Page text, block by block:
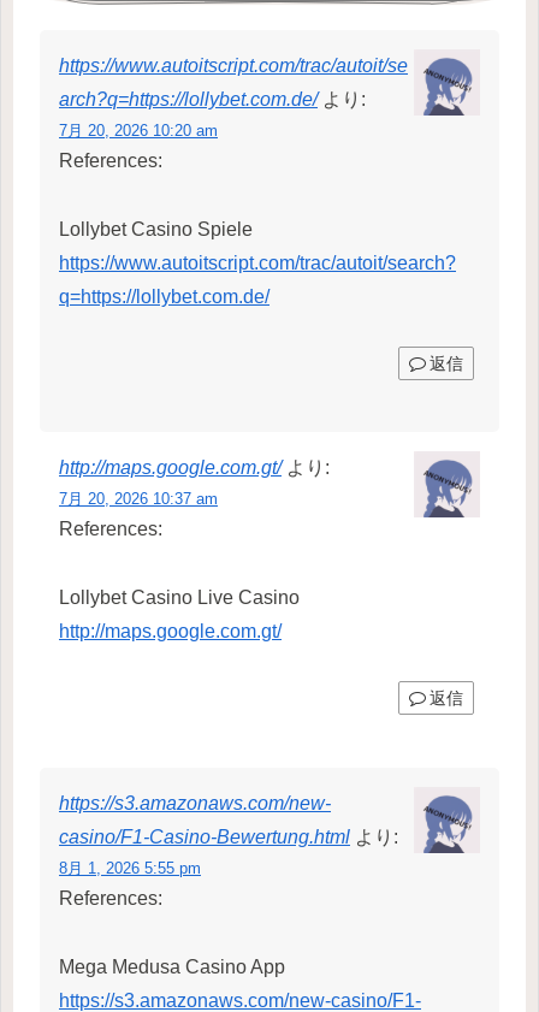
https://www.autoitscript.com/trac/autoit/se
arch?q=https://lollybet.com.de/ より:
7月 20, 2026 10:20 am
References:
Lollybet Casino Spiele
https://www.autoitscript.com/trac/autoit/search?
q=https://lollybet.com.de/
返信
http://maps.google.com.gt/ より:
7月 20, 2026 10:37 am
References:
Lollybet Casino Live Casino
http://maps.google.com.gt/
返信
https://s3.amazonaws.com/new-
casino/F1-Casino-Bewertung.html より:
8月 1, 2026 5:55 pm
References:
Mega Medusa Casino App
https://s3.amazonaws.com/new-casino/F1-